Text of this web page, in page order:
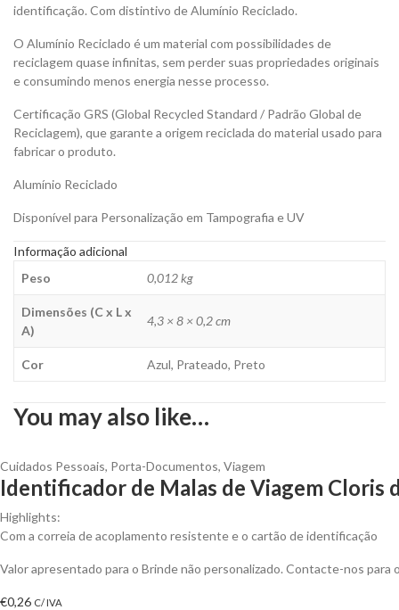
identificação. Com distintivo de Alumínio Reciclado.
O Alumínio Reciclado é um material com possibilidades de
reciclagem quase infinitas, sem perder suas propriedades originais
e consumindo menos energia nesse processo.
Certificação GRS (Global Recycled Standard / Padrão Global de
Reciclagem), que garante a origem reciclada do material usado para
fabricar o produto.
Alumínio Reciclado
Disponível para Personalização em Tampografia e UV
Informação adicional
Peso
0,012 kg
Dimensões (C x L x
A)
4,3 × 8 × 0,2 cm
Cor Azul, Prateado, Preto
You may also like…
Cuidados Pessoais, Porta-Documentos, Viagem
Identificador de Malas de Viagem Cloris
Highlights:
Com a correia de acoplamento resistente e o cartão de identificação
Valor apresentado para o Brinde não personalizado. Contacte-nos
€0,26 C/ IVA